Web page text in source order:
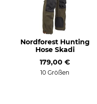
Nordforest Hunting
Hose Skadi
179,00 €
10 Größen